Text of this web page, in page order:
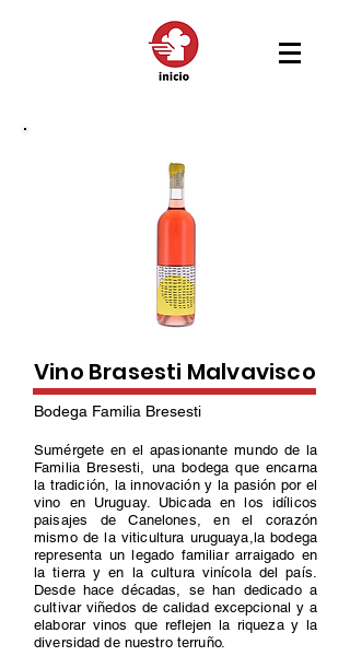
Vino Brasesti Malvavisco
Bodega Familia Bresesti
Sumérgete en el apasionante mundo de la
Familia Bresesti, una bodega que encarna
la tradición, la innovación y la pasión por el
vino en Uruguay. Ubicada en los idílicos
paisajes de Canelones, en el corazón
mismo de la viticultura uruguaya,la bodega
representa un legado familiar arraigado en
la tierra y en la cultura vinícola del país.
Desde hace décadas, se han dedicado a
cultivar viñedos de calidad excepcional y a
elaborar vinos que reflejen la riqueza y la
diversidad de nuestro terruño.